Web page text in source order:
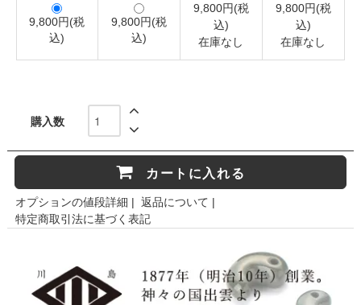
9,800円(税
込)
9,800円(税
込)
9,800円(税
込)
在庫なし
9,800円(税
込)
在庫なし
購入数
カートに入れる
オプションの値段詳細 | 返品について |
特定商取引法に基づく表記